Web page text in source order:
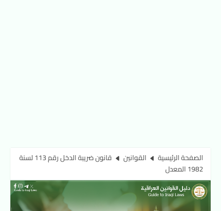
الصفحة الرئيسية القوانين
قانون ضريبة الدخل رقم 113 لسنة
1982 المعدل